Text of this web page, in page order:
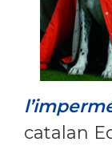
catalan